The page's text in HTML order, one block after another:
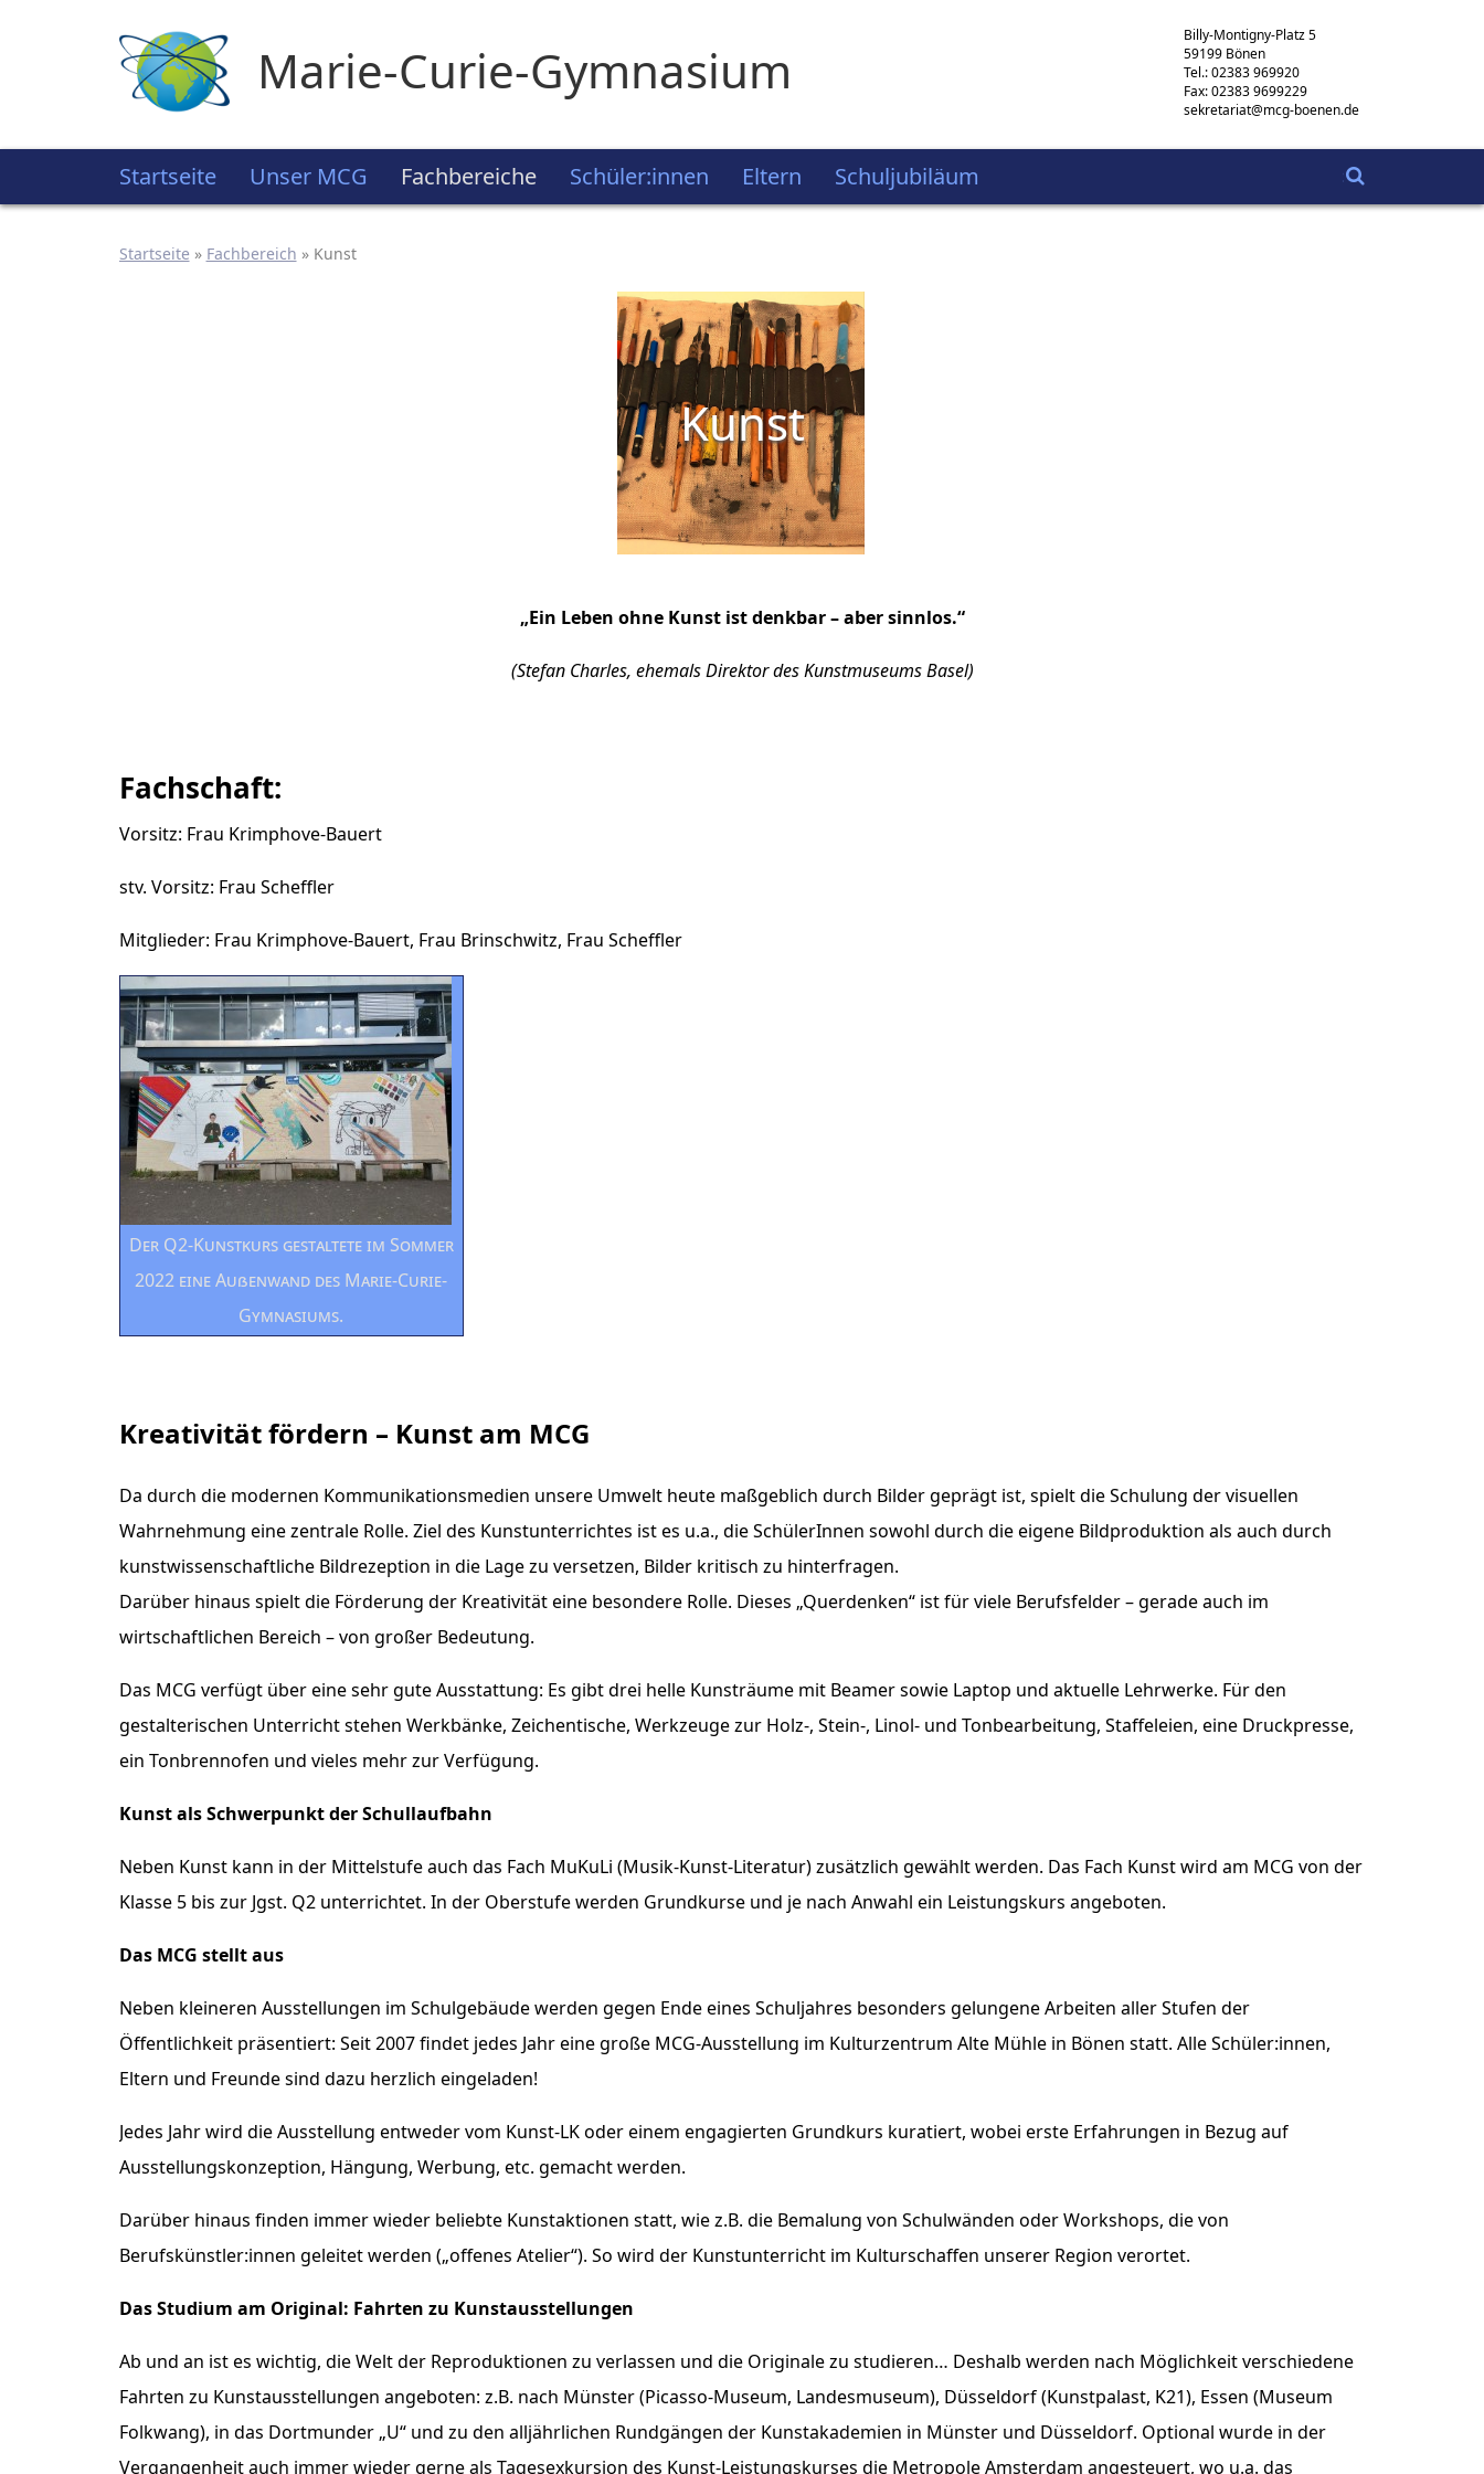
Marie-Curie-Gymnasium
Billy-Montigny-Platz 5
59199 Bönen
Tel.: 02383 969920
Fax: 02383 9699229
sekretariat@mcg-boenen.de
Startseite Unser MCG Fachbereiche Schüler:innen Eltern Schuljubiläum
Startseite » Fachbereich » Kunst
Kunst
„Ein Leben ohne Kunst ist denkbar – aber sinnlos.“
(Stefan Charles, ehemals Direktor des Kunstmuseums Basel)
Fachschaft:
Vorsitz: Frau Krimphove-Bauert
stv. Vorsitz: Frau Scheffler
Mitglieder: Frau Krimphove-Bauert, Frau Brinschwitz, Frau Scheffler
Der Q2-Kunstkurs gestaltete im Sommer
2022 eine Außenwand des Marie-Curie-
Gymnasiums.
Kreativität fördern – Kunst am MCG
Da durch die modernen Kommunikationsmedien unsere Umwelt heute maßgeblich durch Bilder geprägt ist, spielt die Schulung der visuellen
Wahrnehmung eine zentrale Rolle. Ziel des Kunstunterrichtes ist es u.a., die SchülerInnen sowohl durch die eigene Bildproduktion als auch durch
kunstwissenschaftliche Bildrezeption in die Lage zu versetzen, Bilder kritisch zu hinterfragen.
Darüber hinaus spielt die Förderung der Kreativität eine besondere Rolle. Dieses „Querdenken“ ist für viele Berufsfelder – gerade auch im
wirtschaftlichen Bereich – von großer Bedeutung.
Das MCG verfügt über eine sehr gute Ausstattung: Es gibt drei helle Kunsträume mit Beamer sowie Laptop und aktuelle Lehrwerke. Für den
gestalterischen Unterricht stehen Werkbänke, Zeichentische, Werkzeuge zur Holz-, Stein-, Linol- und Tonbearbeitung, Staffeleien, eine Druckpresse,
ein Tonbrennofen und vieles mehr zur Verfügung.
Kunst als Schwerpunkt der Schullaufbahn
Neben Kunst kann in der Mittelstufe auch das Fach MuKuLi (Musik-Kunst-Literatur) zusätzlich gewählt werden. Das Fach Kunst wird am MCG von der
Klasse 5 bis zur Jgst. Q2 unterrichtet. In der Oberstufe werden Grundkurse und je nach Anwahl ein Leistungskurs angeboten.
Das MCG stellt aus
Neben kleineren Ausstellungen im Schulgebäude werden gegen Ende eines Schuljahres besonders gelungene Arbeiten aller Stufen der
Öffentlichkeit präsentiert: Seit 2007 findet jedes Jahr eine große MCG-Ausstellung im Kulturzentrum Alte Mühle in Bönen statt. Alle Schüler:innen,
Eltern und Freunde sind dazu herzlich eingeladen!
Jedes Jahr wird die Ausstellung entweder vom Kunst-LK oder einem engagierten Grundkurs kuratiert, wobei erste Erfahrungen in Bezug auf
Ausstellungskonzeption, Hängung, Werbung, etc. gemacht werden.
Darüber hinaus finden immer wieder beliebte Kunstaktionen statt, wie z.B. die Bemalung von Schulwänden oder Workshops, die von
Berufskünstler:innen geleitet werden („offenes Atelier“). So wird der Kunstunterricht im Kulturschaffen unserer Region verortet.
Das Studium am Original: Fahrten zu Kunstausstellungen
Ab und an ist es wichtig, die Welt der Reproduktionen zu verlassen und die Originale zu studieren… Deshalb werden nach Möglichkeit verschiedene
Fahrten zu Kunstausstellungen angeboten: z.B. nach Münster (Picasso-Museum, Landesmuseum), Düsseldorf (Kunstpalast, K21), Essen (Museum
Folkwang), in das Dortmunder „U“ und zu den alljährlichen Rundgängen der Kunstakademien in Münster und Düsseldorf. Optional wurde in der
Vergangenheit auch immer wieder gerne als Tagesexkursion des Kunst-Leistungskurses die Metropole Amsterdam angesteuert, wo u.a. das